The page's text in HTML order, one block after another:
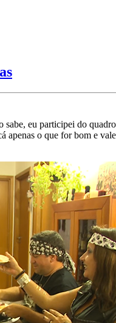
sabe, eu participei do quadro
apenas o que for bom e